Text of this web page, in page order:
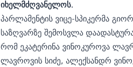
იხელმძღვანელოს.
პარლამენტის ვიცე-სპიკერმა
საზღვარზე შემოსვლა
რომ ეკატერინა ვინოკუროვა
ლავროვის სიძე, ალექსანდრ